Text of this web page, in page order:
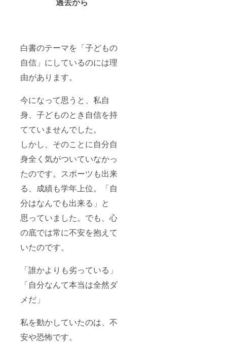
白書のテーマを「子どもの
自信」にしているのには理
由があります。
今になって思うと、私自
身、子どものとき自信を持
てていませんでした。
しかし、そのことに自分自
身全く気がついていなかっ
たのです。スポーツも出来
る、成績も学年上位。「自
分はなんでも出来る」と
思っていました。でも、心
の底では常に不安を抱えて
いたのです。
「誰かよりも劣っている」
「自分なんて本当は全然ダ
メだ」
私を動かしていたのは、不
安や恐怖です。